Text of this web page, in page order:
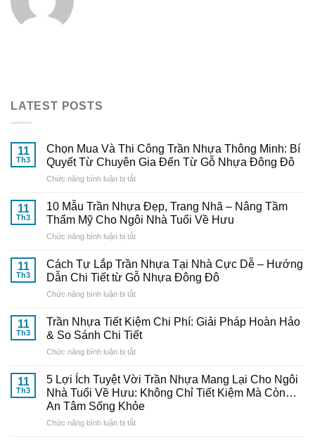
LATEST POSTS
11
Th3
Chọn Mua Và Thi Công Trần Nhựa Thông Minh: Bí
Quyết Từ Chuyên Gia Đến Từ Gỗ Nhựa Đông Đô
Chức năng bình luận bị tắtở
Mua
Và
Thi
Công
Nhựa
Thông
Bí
Từ
Chuyên
Đến
Gỗ
Nhựa
Đông
11
Th3
10 Mẫu Trần Nhựa Đẹp, Trang Nhã – Nâng Tầm
Thẩm Mỹ Cho Ngôi Nhà Tuổi Về Hưu
Chức năng bình luận bị tắtở
Mẫu
Trần
Nhựa
Đẹp,
Nhã
–
Tầm
Mỹ
Cho
Ngôi
Tuổi
11
Th3
Cách Tự Lắp Trần Nhựa Tại Nhà Cực Dễ – Hướng
Dẫn Chi Tiết từ Gỗ Nhựa Đông Đô
Chức năng bình luận bị tắtở
Tự
Lắp
Trần
Nhựa
Nhà
Cực
Dễ
–
Hướng
11
Th3
Trần Nhựa Tiết Kiệm Chi Phí: Giải Pháp Hoàn Hảo
& So Sánh Chi Tiết
Chức năng bình luận bị tắtở
Nhựa
Tiết
Kiệm
Chi
Phí:
11
Th3
5 Lợi Ích Tuyệt Vời Trần Nhựa Mang Lại Cho Ngôi
Nhà Tuổi Về Hưu: Không Chỉ Tiết Kiệm Mà Còn…
An Tâm Sống Khỏe
Chức năng bình luận bị tắtở